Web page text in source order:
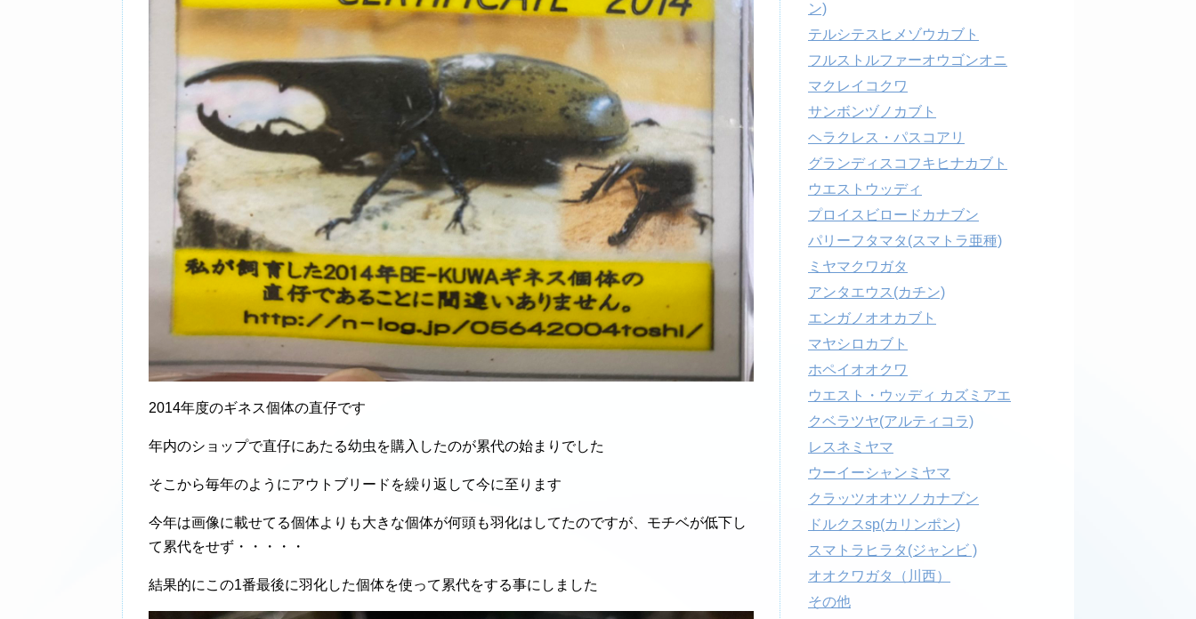
2014年度のギネス個体の直仔です
年内のショップで直仔にあたる幼虫を購入したのが累代の始まりでした
そこから毎年のようにアウトブリードを繰り返して今に至ります
今年は画像に載せてる個体よりも大きな個体が何頭も羽化はしてたのですが、モチベが低下し
て累代をせず・・・・・
結果的にこの1番最後に羽化した個体を使って累代をする事にしました
ン)
テルシテスヒメゾウカブト
フルストルファーオウゴンオニ
マクレイコクワ
サンボンヅノカブト
ヘラクレス・パスコアリ
グランディスコフキヒナカブト
ウエストウッディ
プロイスビロードカナブン
パリーフタマタ(スマトラ亜種)
ミヤマクワガタ
アンタエウス(カチン)
エンガノオオカブト
マヤシロカブト
ホペイオオクワ
ウエスト・ウッディ カズミアエ
クベラツヤ(アルティコラ)
レスネミヤマ
ウーイーシャンミヤマ
クラッツオオツノカナブン
ドルクスsp(カリンポン)
スマトラヒラタ(ジャンビ )
オオクワガタ（川西）
その他